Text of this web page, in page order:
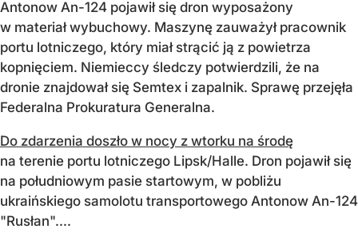
Antonow An-124 pojawił się dron wyposażony
w materiał wybuchowy. Maszynę zauważył pracownik
portu lotniczego, który miał strącić ją z powietrza
kopnięciem. Niemieccy śledczy potwierdzili, że na
dronie znajdował się Semtex i zapalnik. Sprawę przejęła
Federalna Prokuratura Generalna.
Do zdarzenia doszło w nocy z wtorku na środę
na terenie portu lotniczego Lipsk/Halle. Dron pojawił się
na południowym pasie startowym, w pobliżu
ukraińskiego samolotu transportowego Antonow An-124
"Rusłan"....